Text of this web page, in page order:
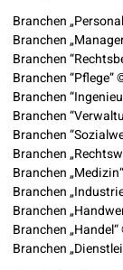
Branchen
Branchen
Branchen
Branchen
Branchen
Branchen
Branchen
Branchen
Branchen
Branchen
Branchen
Branchen
Branchen